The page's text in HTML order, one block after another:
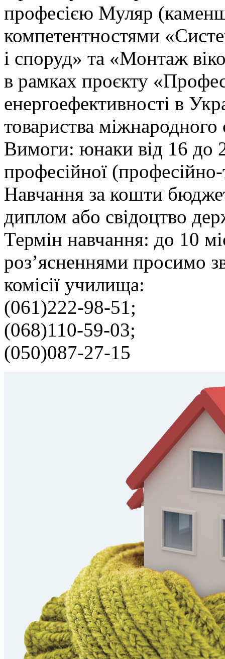
професією Муляр
компетентностями
і споруд» та «Монтаж
в рамках проєкту
енергоефективності в
товариства
Вимоги: юнаки від 16 до
професійної (професійно-
Навчання за кошти
диплом або свідоцтво
Термін навчання: до 10
роз’ясненнями просимо
комісії училища:
(061)222-98-51;
(068)110-59-03;
(050)087-27-15